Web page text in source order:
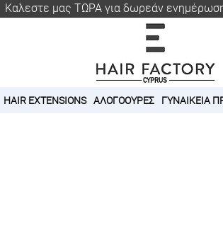
Καλεστε μας ΤΩΡΑ για δωρεάν
HAIR EXTENSIONS ΑΛΟΓΟΟΥΡΕΣ ΓΥΝΑΙΚΕΙΑ